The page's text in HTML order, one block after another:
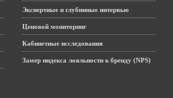
Экспертные и глубинные интервью
Ценовой мониторинг
Кабинетные исследования
Замер индекса лояльности к бренду (NPS)